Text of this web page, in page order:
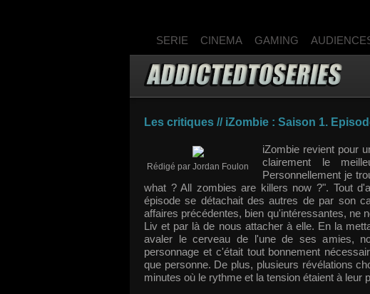
SERIE CINEMA GAMING
Les critiques // iZombie : Saison 1.
Rédigé par Jordan Foulon
iZombie revient pour
clairement le
Personnellement je
what ? All zombies are killers now ?". Tout
épisode se détachait des autres de par son
affaires précédentes, bien qu'intéressantes, ne
Liv et par là de nous attacher à elle. En la
avaler le cerveau de l'une de ses amies,
personnage et c'était tout bonnement
que personne. De plus, plusieurs révélations
minutes où le rythme et la tension étaient à leur